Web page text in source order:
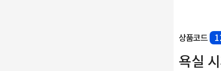
상품코드
욕실